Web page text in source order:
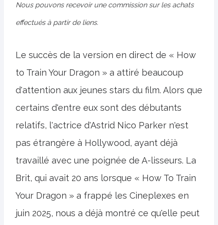
Nous pouvons recevoir une commission sur les achats
effectués à partir de liens.
Le succès de la version en direct de « How
to Train Your Dragon » a attiré beaucoup
d'attention aux jeunes stars du film. Alors que
certains d'entre eux sont des débutants
relatifs, l'actrice d'Astrid Nico Parker n'est
pas étrangère à Hollywood, ayant déjà
travaillé avec une poignée de A-lisseurs. La
Brit, qui avait 20 ans lorsque « How To Train
Your Dragon » a frappé les Cineplexes en
juin 2025, nous a déjà montré ce qu'elle peut